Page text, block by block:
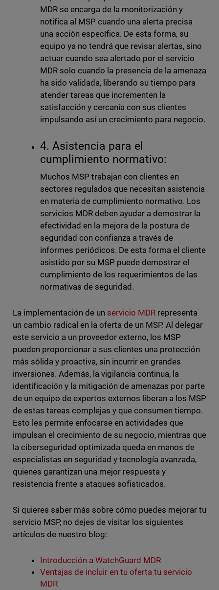
MDR se encarga de la monitorización y
notifica al MSP cuando una alerta precisa
una acción específica. De esta forma, su
equipo ya no tendrá que revisar alertas, sino
actuar cuando sea alertado por el servicio
MDR solo cuando la presencia de la amenaza
ha sido validada, liberando su tiempo para
atender tareas que incrementen la
satisfacción y cercanía con sus clientes
impulsando así un crecimiento para negocio.
4. Asistencia para el
cumplimiento normativo:
Muchos MSP trabajan con clientes en
sectores regulados que necesitan asistencia
en materia de cumplimiento normativo. Los
servicios MDR deben ayudar a demostrar la
efectividad en la mejora de la postura de
seguridad con confianza a través de
informes periódicos. De esta forma el cliente
asistido por su MSP puede demostrar el
cumplimiento de los requerimientos de las
normativas de seguridad.
La implementación de un servicio MDR representa
un cambio radical en la oferta de un MSP. Al delegar
este servicio a un proveedor externo, los MSP
pueden proporcionar a sus clientes una protección
más sólida y proactiva, sin incurrir en grandes
inversiones. Además, la vigilancia continua, la
identificación y la mitigación de amenazas por parte
de un equipo de expertos externos liberan a los MSP
de estas tareas complejas y que consumen tiempo.
Esto les permite enfocarse en actividades que
impulsan el crecimiento de su negocio, mientras que
la ciberseguridad optimizada queda en manos de
especialistas en seguridad y tecnología avanzada,
quienes garantizan una mejor respuesta y
resistencia frente a ataques sofisticados.
Si quieres saber más sobre cómo puedes mejorar tu
servicio MSP, no dejes de visitar los siguientes
artículos de nuestro blog:
Introducción a WatchGuard MDR
Ventajas de incluir en tu oferta tu servicio
MDR